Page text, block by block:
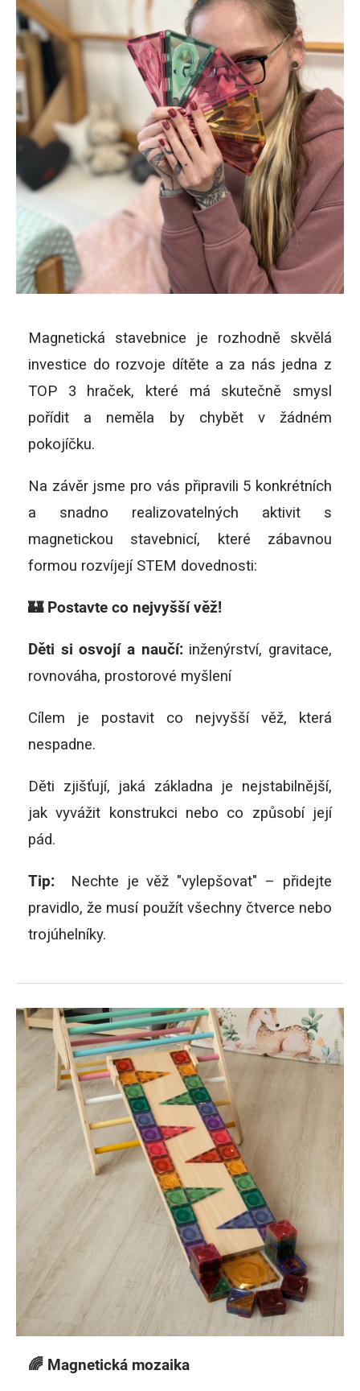
Magnetická stavebnice je rozhodně skvělá
investice do rozvoje dítěte a za nás jedna z
TOP 3 hraček, které má skutečně smysl
pořídit a neměla by chybět v žádném
pokojíčku.
Na závěr jsme pro vás připravili 5 konkrétních
a snadno realizovatelných aktivit s
magnetickou stavebnicí, které zábavnou
formou rozvíjejí STEM dovednosti:
🏰 Postavte co nejvyšší věž!
Děti si osvojí a naučí:inženýrství, gravitace,
rovnováha, prostorové myšlení
Cílem je postavit co nejvyšší věž, která
nespadne.
Děti zjišťují, jaká základna je nejstabilnější,
jak vyvážit konstrukci nebo co způsobí její
pád.
Tip:
Nechte je věž "vylepšovat" – přidejte
pravidlo, že musí použít všechny čtverce nebo
trojúhelníky.
🌈 Magnetická mozaika